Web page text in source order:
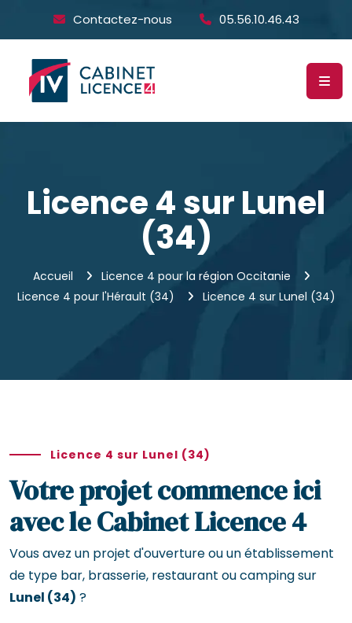
Contactez-nous 05.56.10.46.43
Licence 4 sur Lunel
(34)
Accueil
Licence 4 pour la région Occitanie
Licence 4 pour l'Hérault (34)
Licence 4 sur Lunel (34)
Licence 4 sur Lunel (34)
Votre projet commence ici
avec le Cabinet Licence 4
Vous avez un projet d'ouverture ou un établissement
de type bar, brasserie, restaurant ou camping sur
Lunel (34) ?